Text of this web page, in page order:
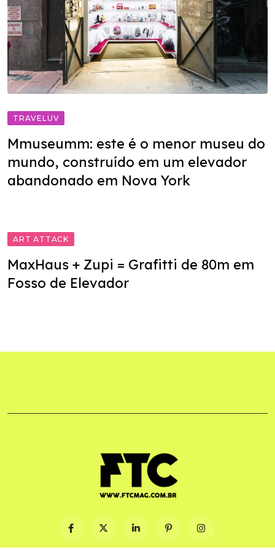
TRAVELUV
Mmuseumm: este é o menor museu do
mundo, construído em um elevador
abandonado em Nova York
ART ATTACK
MaxHaus + Zupi = Grafitti de 80m em
Fosso de Elevador